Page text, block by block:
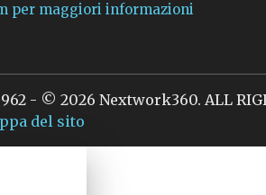
per maggiori informazioni
- © 2026 Nextwork360. ALL
del sito